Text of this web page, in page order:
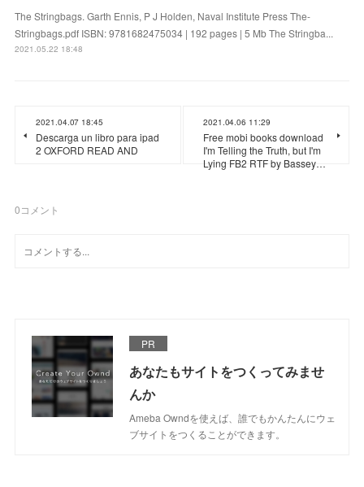
The Stringbags. Garth Ennis, P J Holden, Naval Institute Press The-
Stringbags.pdf ISBN: 9781682475034 | 192 pages | 5 Mb The Stringba...
2021.05.22 18:48
2021.04.07 18:45
Descarga un libro para ipad
2 OXFORD READ AND
2021.04.06 11:29
Free mobi books download
I'm Telling the Truth, but I'm
Lying FB2 RTF by Bassey…
0コメント
PR
あなたもサイトをつくってみませ
んか
Ameba Owndを使えば、誰でもかんたんにウェ
ブサイトをつくることができます。